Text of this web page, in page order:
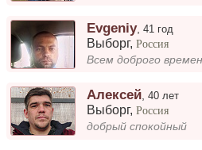
Evgeniy,41 год
Выборг,Россия
Алексей ,40 лет
Выборг,Россия
добрый спокойный